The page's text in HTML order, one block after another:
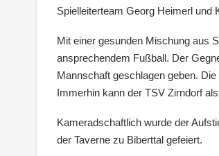
Spielleiterteam Georg Heimerl und
Mit einer gesunden Mischung aus
ansprechendem Fußball. Der
Mannschaft geschlagen geben.
Immerhin kann der TSV Zirndorf
Kameradschaftlich wurde der
der Taverne zu Biberttal gefeiert.